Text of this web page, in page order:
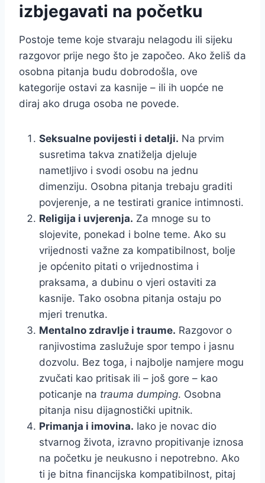
izbjegavati na početku
Postoje teme koje stvaraju nelagodu ili sijeku
razgovor prije nego što je započeo. Ako želiš da
osobna pitanja budu dobrodošla, ove
kategorije ostavi za kasnije – ili ih uopće ne
diraj ako druga osoba ne povede.
Seksualne povijesti i detalji. Na prvim
susretima takva znatiželja djeluje
nametljivo i svodi osobu na jednu
dimenziju. Osobna pitanja trebaju graditi
povjerenje, a ne testirati granice intimnosti.
Religija i uvjerenja. Za mnoge su to
slojevite, ponekad i bolne teme. Ako su
vrijednosti važne za kompatibilnost, bolje
je općenito pitati o vrijednostima i
praksama, a dubinu o vjeri ostaviti za
kasnije. Tako osobna pitanja ostaju po
mjeri trenutka.
Mentalno zdravlje i traume. Razgovor o
ranjivostima zaslužuje spor tempo i jasnu
dozvolu. Bez toga, i najbolje namjere mogu
zvučati kao pritisak ili – još gore – kao
poticanje na trauma dumping. Osobna
pitanja nisu dijagnostički upitnik.
Primanja i imovina. Iako je novac dio
stvarnog života, izravno propitivanje iznosa
na početku je neukusno i nepotrebno. Ako
ti je bitna financijska kompatibilnost, pitaj